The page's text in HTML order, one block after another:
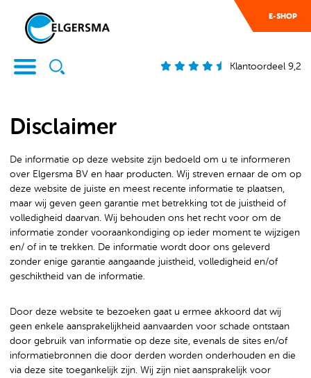
E-SHOP
Klantoordeel 9,2
Disclaimer
De informatie op deze website zijn bedoeld om u te informeren
over Elgersma BV en haar producten. Wij streven ernaar de om op
deze website de juiste en meest recente informatie te plaatsen,
maar wij geven geen garantie met betrekking tot de juistheid of
volledigheid daarvan. Wij behouden ons het recht voor om de
informatie zonder vooraankondiging op ieder moment te wijzigen
en/ of in te trekken. De informatie wordt door ons geleverd
zonder enige garantie aangaande juistheid, volledigheid en/of
geschiktheid van de informatie.
Door deze website te bezoeken gaat u ermee akkoord dat wij
geen enkele aansprakelijkheid aanvaarden voor schade ontstaan
door gebruik van informatie op deze site, evenals de sites en/of
informatiebronnen die door derden worden onderhouden en die
via deze site toegankelijk zijn. Wij zijn niet aansprakelijk voor